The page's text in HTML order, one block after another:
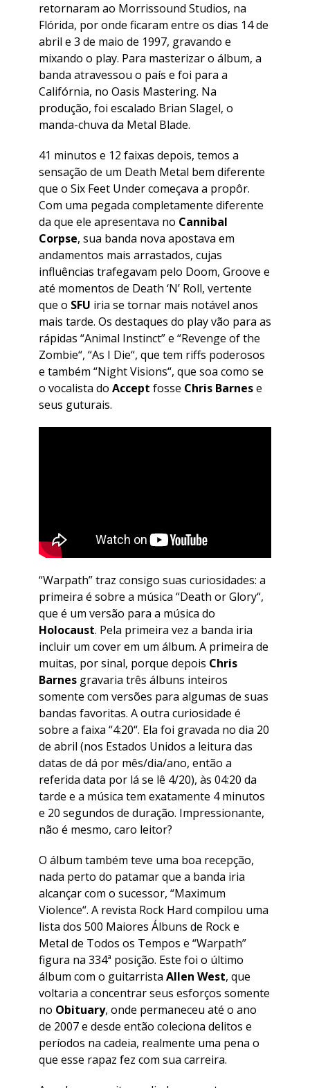
retornaram ao Morrissound Studios, na
Flórida, por onde ficaram entre os dias 14 de
abril e 3 de maio de 1997, gravando e
mixando o play. Para masterizar o álbum, a
banda atravessou o país e foi para a
Califórnia, no Oasis Mastering. Na
produção, foi escalado Brian Slagel, o
manda-chuva da Metal Blade.
41 minutos e 12 faixas depois, temos a
sensação de um Death Metal bem diferente
que o Six Feet Under começava a propôr.
Com uma pegada completamente diferente
da que ele apresentava no Cannibal
Corpse, sua banda nova apostava em
andamentos mais arrastados, cujas
influências trafegavam pelo Doom, Groove e
até momentos de Death ‘N’ Roll, vertente
que o SFU iria se tornar mais notável anos
mais tarde. Os destaques do play vão para as
rápidas “Animal Instinct” e “Revenge of the
Zombie“, “As I Die“, que tem riffs poderosos
e também “Night Visions“, que soa como se
o vocalista do Accept fosse Chris Barnese
seus guturais.
“Warpath” traz consigo suas curiosidades: a
primeira é sobre a música “Death or Glory“,
que é um versão para a música do
Holocaust. Pela primeira vez a banda iria
incluir um cover em um álbum. A primeira de
muitas, por sinal, porque depois Chris
Barnes gravaria três álbuns inteiros
somente com versões para algumas de suas
bandas favoritas. A outra curiosidade é
sobre a faixa “4:20“. Ela foi gravada no dia 20
de abril (nos Estados Unidos a leitura das
datas de dá por mês/dia/ano, então a
referida data por lá se lê 4/20), às 04:20 da
tarde e a música tem exatamente 4 minutos
e 20 segundos de duração. Impressionante,
não é mesmo, caro leitor?
O álbum também teve uma boa recepção,
nada perto do patamar que a banda iria
alcançar com o sucessor, “Maximum
Violence“. A revista Rock Hard compilou uma
lista dos 500 Maiores Álbuns de Rock e
Metal de Todos os Tempos e “Warpath”
figura na 334ª posição. Este foi o último
álbum com o guitarrista Allen West, que
voltaria a concentrar seus esforços somente
no Obituary, onde permaneceu até o ano
de 2007 e desde então coleciona delitos e
períodos na cadeia, realmente uma pena o
que esse rapaz fez com sua carreira.